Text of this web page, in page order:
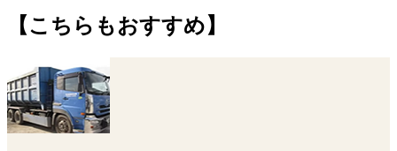
【こちらもおすすめ】